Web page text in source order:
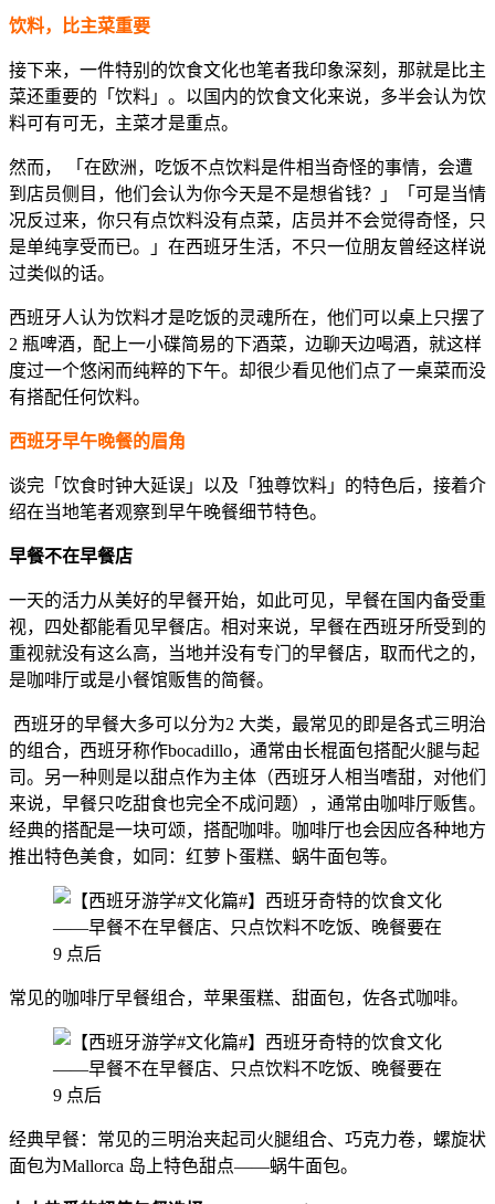
饮料，比主菜重要
接下来，一件特别的饮食文化也笔者我印象深刻，那就是比主
菜还重要的「饮料」。以国内的饮食文化来说，多半会认为饮
料可有可无，主菜才是重点。
然而， 「在欧洲，吃饭不点饮料是件相当奇怪的事情，会遭
到店员侧目，他们会认为你今天是不是想省钱？」「可是当情
况反过来，你只有点饮料没有点菜，店员并不会觉得奇怪，只
是单纯享受而已。」在西班牙生活，不只一位朋友曾经这样说
过类似的话。
西班牙人认为饮料才是吃饭的灵魂所在，他们可以桌上只摆了
2 瓶啤酒，配上一小碟简易的下酒菜，边聊天边喝酒，就这样
度过一个悠闲而纯粹的下午。却很少看见他们点了一桌菜而没
有搭配任何饮料。
西班牙早午晚餐的眉角
谈完「饮食时钟大延误」以及「独尊饮料」的特色后，接着介
绍在当地笔者观察到早午晚餐细节特色。
早餐不在早餐店
一天的活力从美好的早餐开始，如此可见，早餐在国内备受重
视，四处都能看见早餐店。相对来说，早餐在西班牙所受到的
重视就没有这么高，当地并没有专门的早餐店，取而代之的，
是咖啡厅或是小餐馆贩售的简餐。
西班牙的早餐大多可以分为2 大类，最常见的即是各式三明治
的组合，西班牙称作bocadillo，通常由长棍面包搭配火腿与起
司。另一种则是以甜点作为主体（西班牙人相当嗜甜，对他们
来说，早餐只吃甜食也完全不成问题），通常由咖啡厅贩售。
经典的搭配是一块可颂，搭配咖啡。咖啡厅也会因应各种地方
推出特色美食，如同：红萝卜蛋糕、蜗牛面包等。
常见的咖啡厅早餐组合，苹果蛋糕、甜面包，佐各式咖啡。
经典早餐：常见的三明治夹起司火腿组合、巧克力卷，螺旋状
面包为Mallorca 岛上特色甜点——蜗牛面包。